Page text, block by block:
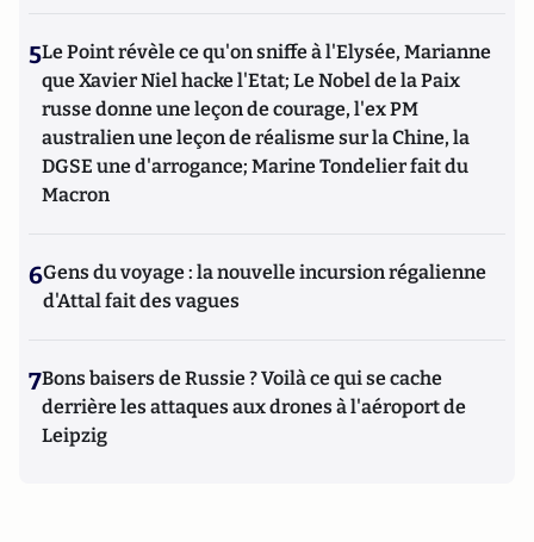
5Le Point révèle ce qu'on sniffe à l'Elysée, Marianne
que Xavier Niel hacke l'Etat; Le Nobel de la Paix
russe donne une leçon de courage, l'ex PM
australien une leçon de réalisme sur la Chine, la
DGSE une d'arrogance; Marine Tondelier fait du
Macron
6Gens du voyage : la nouvelle incursion régalienne
d'Attal fait des vagues
7Bons baisers de Russie ? Voilà ce qui se cache
derrière les attaques aux drones à l'aéroport de
Leipzig